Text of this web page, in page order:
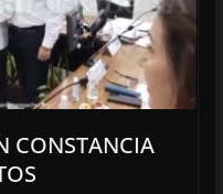
CONSTANCIA